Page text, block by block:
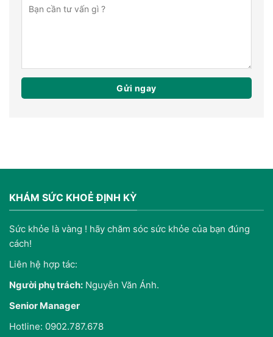
KHÁM SỨC KHOẺ ĐỊNH KỲ
Sức khỏe là vàng ! hãy chăm sóc sức khỏe của bạn đúng
cách!
Liên hệ hợp tác:
Người phụ trách: Nguyễn Văn Ánh.
Senior Manager
Hotline: 0902.787.678